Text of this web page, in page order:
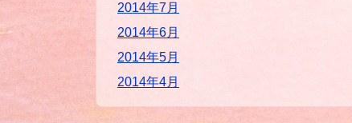
2014年7月
2014年6月
2014年5月
2014年4月